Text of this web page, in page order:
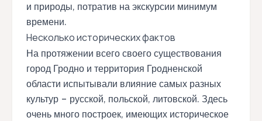
и природы, потратив на экскурсии минимум
времени.
Несколько исторических фактов
На протяжении всего своего существования
город Гродно и территория Гродненской
области испытывали влияние самых разных
культур – русской, польской, литовской. Здесь
очень много построек, имеющих историческое